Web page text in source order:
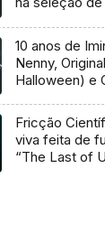
10 anos de
Nenny,
Halloween) e
Fricção
viva feita de
“The Last of